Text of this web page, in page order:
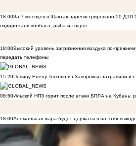
18:00За 7 месяцев в Шахтах зарегистрировано 50 ДТП
подорожали колбаса, рыба и творог
18:00Высокий уровень загрязнения воздуха по-
передать телефоны
15:20Певицу Елену Тополю из Запорожья затравили
08:50Ильский НПЗ горит после атаки БПЛА на Кубань:
18:00Аномальная жара будет держаться на этих